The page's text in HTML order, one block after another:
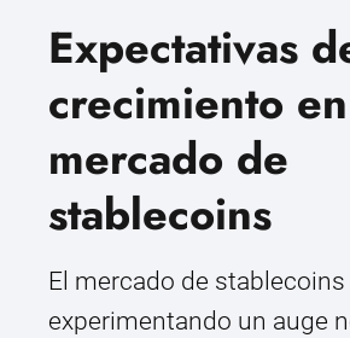
Expectativas
crecimiento
mercado de
stablecoins
El mercado de stablecoins
experimentando un auge